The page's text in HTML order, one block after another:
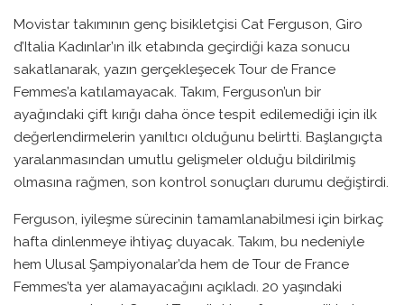
Movistar takımının genç bisikletçisi Cat Ferguson, Giro
d’Italia Kadınlar’ın ilk etabında geçirdiği kaza sonucu
sakatlanarak, yazın gerçekleşecek Tour de France
Femmes’a katılamayacak. Takım, Ferguson’un bir
ayağındaki çift kırığı daha önce tespit edilemediği için ilk
değerlendirmelerin yanıltıcı olduğunu belirtti. Başlangıçta
yaralanmasından umutlu gelişmeler olduğu bildirilmiş
olmasına rağmen, son kontrol sonuçları durumu değiştirdi.
Ferguson, iyileşme sürecinin tamamlanabilmesi için birkaç
hafta dinlenmeye ihtiyaç duyacak. Takım, bu nedeniyle
hem Ulusal Şampiyonalar’da hem de Tour de France
Femmes’ta yer alamayacağını açıkladı. 20 yaşındaki